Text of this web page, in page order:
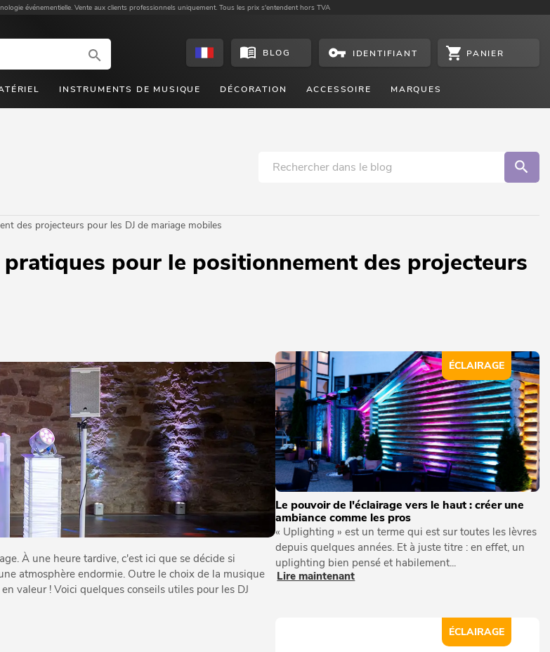
événementielle. Vente aux clients professionnels uniquement. Tous les prix s'entendent hors TVA
BLOG IDENTIFIANT PANIER
INSTRUMENTS DE MUSIQUE DÉCORATION ACCESSOIRE MARQUES
des projecteurs pour les DJ de mariage mobiles
pour le positionnement des projecteurs
À une heure tardive, c'est ici que se décide si
atmosphère endormie. Outre le choix de la musique
valeur ! Voici quelques conseils utiles pour les DJ
ÉCLAIRAGE
Le pouvoir de l'éclairage vers le haut : créer une
ambiance comme les pros
« Uplighting » est un terme qui est sur toutes les lèvres
depuis quelques années. Et à juste titre : en effet, un
uplighting bien pensé et habilement...
Lire maintenant
ÉCLAIRAGE